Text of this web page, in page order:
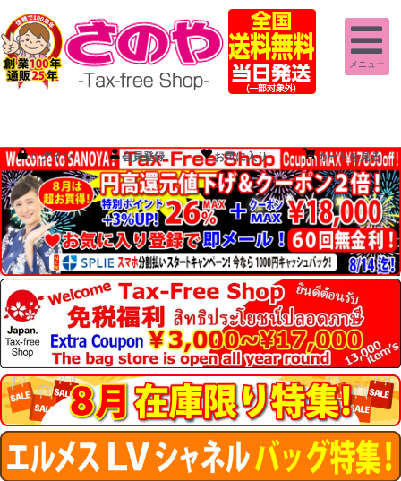
メニュー
ログイン 会員登録 お気に入り カートを見る